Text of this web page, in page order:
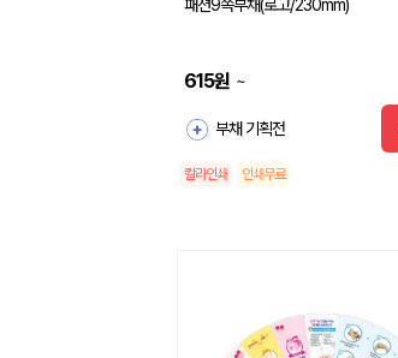
패션9쪽부채(로고/230mm)
615원 ~
부채 기획전
칼라인쇄 인쇄무료